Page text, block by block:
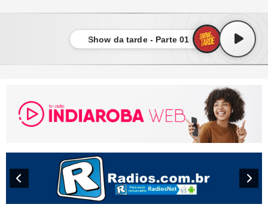
Show da tarde - Parte 01